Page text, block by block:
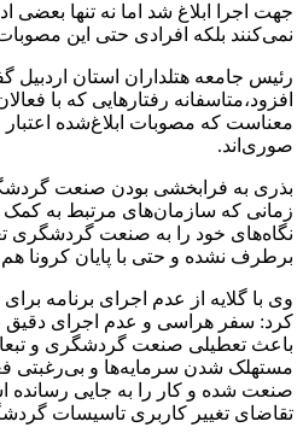
جهت اجرا ابلاغ شد اما نه تنها بعضی
نمی‌کنند بلکه افرادی حتی این
رئیس جامعه هتلداران استان اردبیل
افزود،متاسفانه رفتارهایی که با
معناست که مصوبات ابلاغ‌شده اعتبار
صوری‌اند.
بذری به فرابخشی بودن صنعت
زمانی که سازمان‌های مرتبط به کمک
نگاه‌های خود را به صنعت گردشگری
برطرف نشده و حتی با پایان کرونا
وی با گلایه از عدم اجرای برنامه
کرد: سفر هراسی و عدم اجرای دقیق
باعث تعطیلی صنعت گردشگری و
مستهلک شدن سرمایه‌ها و بی‌رغبتی
صنعت شده و کار را به جایی رسانده
تقاضای تغییر کاربری تاسیسات